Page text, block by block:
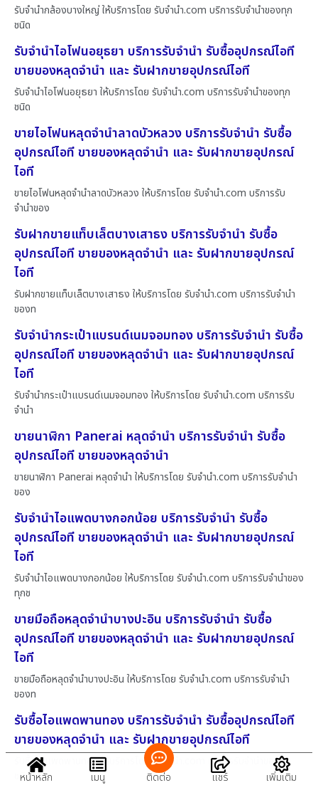
รับจำนำกล้องบางใหญ่ ให้บริการโดย รับจํานํา.com บริการรับจำนำของทุก
ชนิด
รับจำนำไอโฟนอยุธยา บริการรับจำนำ รับซื้ออุปกรณ์ไอที
ขายของหลุดจำนำ และ รับฝากขายอุปกรณ์ไอที
รับจำนำไอโฟนอยุธยา ให้บริการโดย รับจํานํา.com บริการรับจำนำของทุก
ชนิด
ขายไอโฟนหลุดจำนำลาดบัวหลวง บริการรับจำนำ รับซื้อ
อุปกรณ์ไอที ขายของหลุดจำนำ และ รับฝากขายอุปกรณ์
ไอที
ขายไอโฟนหลุดจำนำลาดบัวหลวง ให้บริการโดย รับจํานํา.com บริการรับ
จำนำของ
รับฝากขายแท็บเล็ตบางเสาธง บริการรับจำนำ รับซื้อ
อุปกรณ์ไอที ขายของหลุดจำนำ และ รับฝากขายอุปกรณ์
ไอที
รับฝากขายแท็บเล็ตบางเสาธง ให้บริการโดย รับจํานํา.com บริการรับจำนำ
ของท
รับจำนำกระเป๋าแบรนด์เนมจอมทอง บริการรับจำนำ รับซื้อ
อุปกรณ์ไอที ขายของหลุดจำนำ และ รับฝากขายอุปกรณ์
ไอที
รับจำนำกระเป๋าแบรนด์เนมจอมทอง ให้บริการโดย รับจํานํา.com บริการรับ
จำนำ
ขายนาฬิกา Panerai หลุดจำนำ บริการรับจำนำ รับซื้อ
อุปกรณ์ไอที ขายของหลุดจำนำ
ขายนาฬิกา Panerai หลุดจำนำ ให้บริการโดย รับจํานํา.com บริการรับจำนำ
ของ
รับจำนำไอแพดบางกอกน้อย บริการรับจำนำ รับซื้อ
อุปกรณ์ไอที ขายของหลุดจำนำ และ รับฝากขายอุปกรณ์
ไอที
รับจำนำไอแพดบางกอกน้อย ให้บริการโดย รับจํานํา.com บริการรับจำนำของ
ทุกช
ขายมือถือหลุดจำนำบางปะอิน บริการรับจำนำ รับซื้อ
อุปกรณ์ไอที ขายของหลุดจำนำ และ รับฝากขายอุปกรณ์
ไอที
ขายมือถือหลุดจำนำบางปะอิน ให้บริการโดย รับจํานํา.com บริการรับจำนำ
ของท
รับซื้อไอแพดพานทอง บริการรับจำนำ รับซื้ออุปกรณ์ไอที
ขายของหลุดจำนำ และ รับฝากขายอุปกรณ์ไอที
รับซื้อไอแพดพานทอง ให้บริการโดย รับจํานํา.com บริการรับจำนำของทุก
ชนิด
หน้าหลัก เมนู ติดต่อ แชร์ เพิ่มเติม